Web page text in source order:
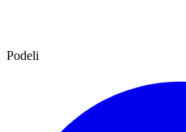
Podeli